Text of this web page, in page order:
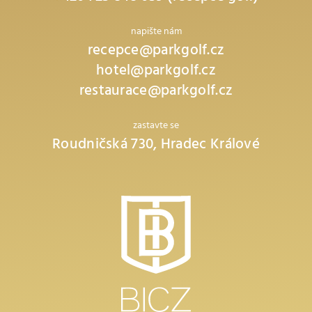
napište nám
recepce@parkgolf.cz
hotel@parkgolf.cz
restaurace@parkgolf.cz
zastavte se
Roudničská 730, Hradec Králové